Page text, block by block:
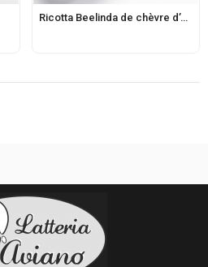
Ricotta Beelinda de chèvre d’Aviano